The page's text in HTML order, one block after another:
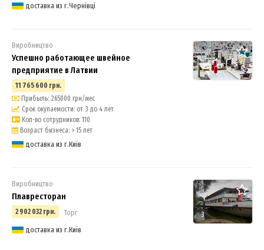
доставка из г.Чернівці
Виробництво
Успешно работающее швейное
предприятие в Латвии
11 765 600 грн.
Прибыль: 265000 грн/мес
Срок окупаемости: от 3 до 4 лет
Кол-во сотрудников: 110
Возраст бизнеса: > 15 лет
доставка из г.Київ
3
Виробництво
Плавресторан
2 902 032 грн.
Торг
доставка из г.Київ